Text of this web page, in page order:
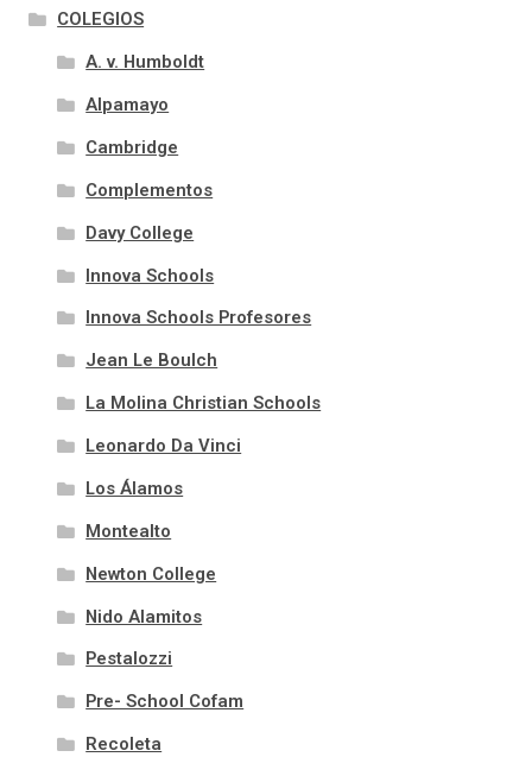
COLEGIOS
A. v. Humboldt
Alpamayo
Cambridge
Complementos
Davy College
Innova Schools
Innova Schools Profesores
Jean Le Boulch
La Molina Christian Schools
Leonardo Da Vinci
Los Álamos
Montealto
Newton College
Nido Alamitos
Pestalozzi
Pre- School Cofam
Recoleta